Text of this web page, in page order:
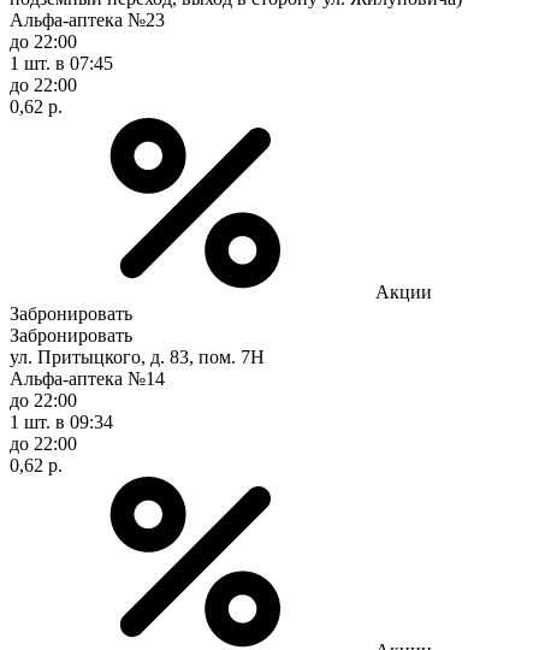
Альфа-аптека №23
до 22:00
1 шт. в 07:45
до 22:00
0,62 р.
Акции
Забронировать
Забронировать
ул. Притыцкого, д. 83, пом. 7Н
Альфа-аптека №14
до 22:00
1 шт. в 09:34
до 22:00
0,62 р.